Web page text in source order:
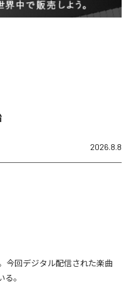
2026.8.8
今回デジタル配信された楽曲
る。